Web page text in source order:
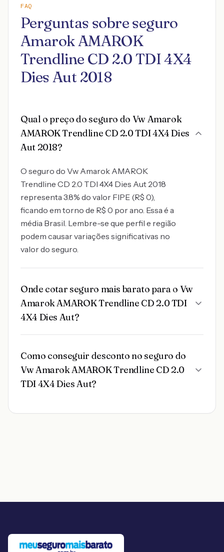
FAQ
Perguntas sobre seguro
Amarok AMAROK
Trendline CD 2.0 TDI 4X4
Dies Aut 2018
Qual o preço do seguro do Vw Amarok
AMAROK Trendline CD 2.0 TDI 4X4 Dies
Aut 2018?
O seguro do Vw Amarok AMAROK
Trendline CD 2.0 TDI 4X4 Dies Aut 2018
representa 3.8% do valor FIPE (R$ 0),
ficando em torno de R$ 0 por ano. Essa é a
média Brasil. Lembre-se que perfil e região
podem causar variações significativas no
valor do seguro.
Onde cotar seguro mais barato para o Vw
Amarok AMAROK Trendline CD 2.0 TDI
4X4 Dies Aut?
Como conseguir desconto no seguro do
Vw Amarok AMAROK Trendline CD 2.0
TDI 4X4 Dies Aut?